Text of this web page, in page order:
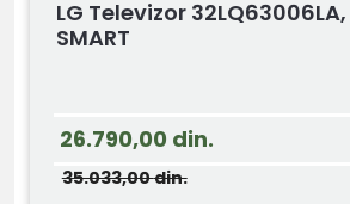
LG Televizor 32LQ63006LA,
SMART
26.790,00 din.
35.033,00din.